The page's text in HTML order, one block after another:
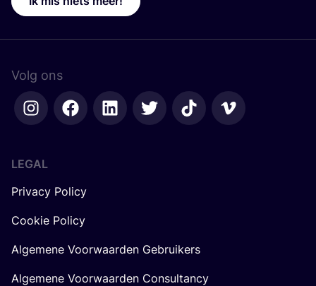
Volg ons
LEGAL
Privacy Policy
Cookie Policy
Algemene Voorwaarden Gebruikers
Algemene Voorwaarden Consultancy